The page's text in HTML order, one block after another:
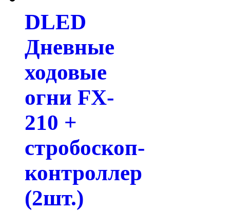
DLED
Дневные
ходовые
огни FX-
210 +
стробоскоп-
контроллер
(2шт.)